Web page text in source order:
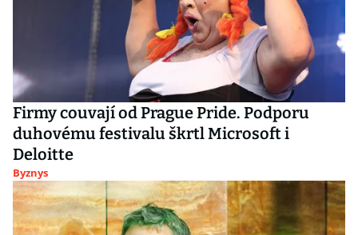
Firmy couvají od Prague Pride. Podporu
duhovému festivalu škrtl Microsoft i
Deloitte
Byznys